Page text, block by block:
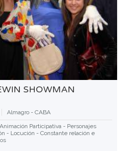
SHOWMAN
Almagro - CABA
Participativa - Personajes
- Locución - Constante relación e